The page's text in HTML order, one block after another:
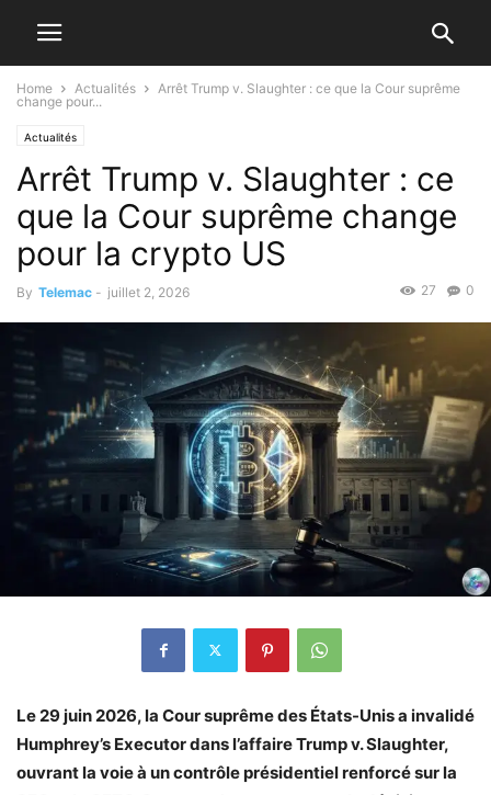
Home Actualités
Arrêt Trump v. Slaughter : ce que la Cour suprême
change pour...
Actualités
Arrêt Trump v. Slaughter : ce
que la Cour suprême change
pour la crypto US
By Telemac - juillet 2, 2026 0
27
Le 29 juin 2026, la Cour suprême des États-Unis a invalidé
Humphrey’s Executor dans l’affaire Trump v. Slaughter,
ouvrant la voie à un contrôle présidentiel renforcé sur la